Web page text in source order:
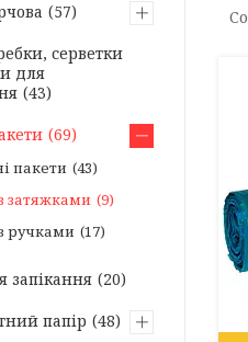
57
серветки
для
43
69
пакети 43
затяжками 9
ручками 17
запікання 20
папір 48